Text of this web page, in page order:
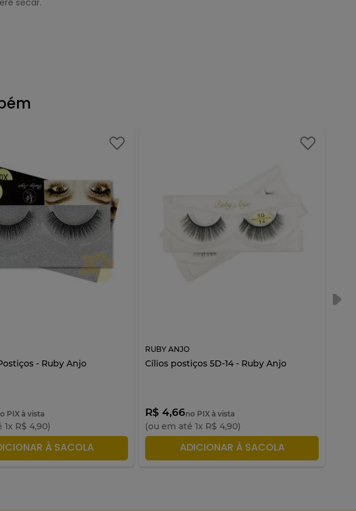
- Ruby Anjo
PIX à vista
1x R$ 4,90)
À SACOLA
RUBY ANJO
Cílios postiços 5D-14 - Ruby Anjo
R$ 4,66no PIX à vista
(ou em até1x R$ 4,90)
ADICIONAR À SACOLA